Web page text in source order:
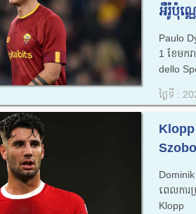
អឺរ៉ូប៉ុណ្
Paulo
1 ខែមក
dello
ថ្ងៃទី :
Klopp
ពេលកា
Klopp